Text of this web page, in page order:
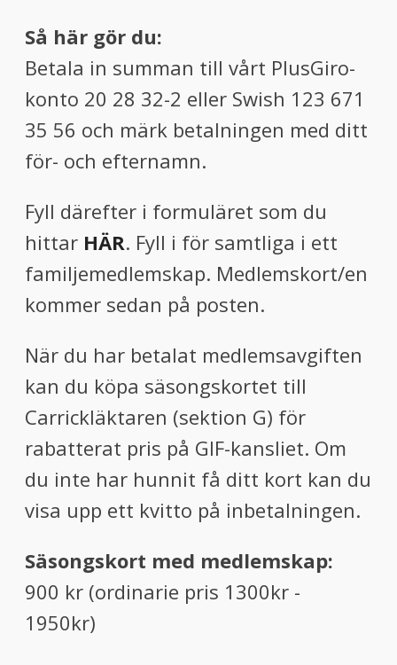
Så här gör du:
Betala in summan till vårt PlusGiro-
konto 20 28 32-2 eller Swish 123 671
35 56 och märk betalningen med ditt
för- och efternamn.
Fyll därefter i formuläret som du
hittar HÄR. Fyll i för samtliga i ett
familjemedlemskap. Medlemskort/en
kommer sedan på posten.
När du har betalat medlemsavgiften
kan du köpa säsongskortet till
Carrickläktaren (sektion G) för
rabatterat pris på GIF-kansliet. Om
du inte har hunnit få ditt kort kan du
visa upp ett kvitto på inbetalningen.
Säsongskort med medlemskap:
900 kr (ordinarie pris 1300kr -
1950kr)